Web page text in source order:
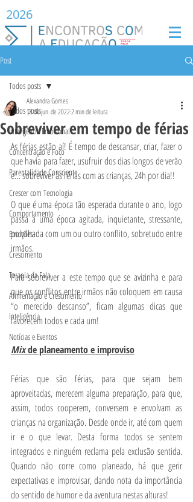
2026
Post
Todos posts
Inteligência Emocional
Concentração e Foco
Parentalidade Consciente
Crescer com Tecnologia
Comportamento
Emoções
Crescimento
Terapia da Fala
Alimentação e Crescimento
Inteligência
Notícias e Eventos
Todos posts
Sobreviver em tempo de férias
Alexandra Gomes
13 de jun. de 20222 min de leitura
As férias estão aí! É tempo de descansar, criar, fazer o
que havia para fazer, usufruir dos dias longos de verão
e… sobreviver às férias com as crianças, 24h por dia!!
O que é uma época tão esperada durante o ano, logo
passa a uma época agitada, inquietante, stressante,
polvilhada com um ou outro conflito, sobretudo entre
irmãos.
Para sobreviver a este tempo que se avizinha e para
que os conflitos entre irmãos não coloquem em causa
“o merecido descanso”, ficam algumas dicas que
favorecem todos e cada um!
Mix de planeamento e improviso
Férias que são férias, para que sejam bem
aproveitadas, merecem alguma preparação, para que,
assim, todos cooperem, conversem e envolvam as
crianças na organização. Desde onde ir, até com quem
ir e o que levar. Desta forma todos se sentem
integrados e ninguém reclama pela exclusão sentida.
Quando não corre como planeado, há que gerir
expectativas e improvisar, dando nota da importância
do sentido de humor e da aventura nestas alturas!